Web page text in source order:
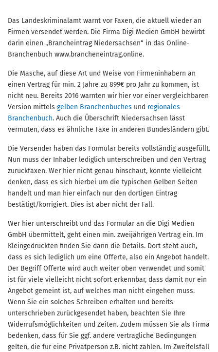
Das Landeskriminalamt warnt vor Faxen, die aktuell wieder an
Firmen versendet werden. Die Firma Digi Medien GmbH bewirbt
darin einen „Brancheintrag Niedersachsen“ in das Online-
Branchenbuch www.brancheneintrag.online.
Die Masche, auf diese Art und Weise von Firmeninhabern an
einen Vertrag für min. 2 Jahre zu 899€ pro Jahr zu kommen, ist
nicht neu. Bereits 2016 warnten wir hier vor einer vergleichbaren
Version mittels gelben Branchenbuches und regionales
Branchenbuch. Auch die Überschrift Niedersachsen lässt
vermuten, dass es ähnliche Faxe in anderen Bundesländern gibt.
Die Versender haben das Formular bereits vollständig ausgefüllt.
Nun muss der Inhaber lediglich unterschreiben und den Vertrag
zurückfaxen. Wer hier nicht genau hinschaut, könnte vielleicht
denken, dass es sich hierbei um die typischen Gelben Seiten
handelt und man hier einfach nur den dortigen Eintrag
bestätigt/korrigiert. Dies ist aber nicht der Fall.
Wer hier unterschreibt und das Formular an die Digi Medien
GmbH übermittelt, geht einen min. zweijährigen Vertrag ein. Im
Kleingedruckten finden Sie dann die Details. Dort steht auch,
dass es sich lediglich um eine Offerte, also ein Angebot handelt.
Der Begriff Offerte wird auch weiter oben verwendet und somit
ist für viele vielleicht nicht sofort erkennbar, dass damit nur ein
Angebot gemeint ist, auf welches man nicht eingehen muss.
Wenn Sie ein solches Schreiben erhalten und bereits
unterschrieben zurückgesendet haben, beachten Sie Ihre
Widerrufsmöglichkeiten und Zeiten. Zudem müssen Sie als Firma
bedenken, dass für Sie ggf. andere vertragliche Bedingungen
gelten, die für eine Privatperson z.B. nicht zählen. Im Zweifelsfall